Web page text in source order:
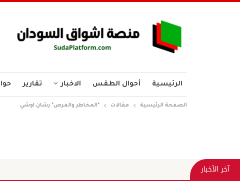
الرئيسية أحوال الطقس الاخبار تقارير
الصفحة الرئيسية مقالات *المخاطر والفرص* رشان اوشي
آخر الأخبار